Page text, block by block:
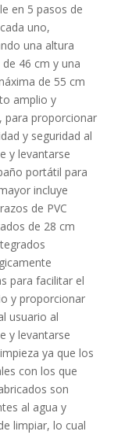
en 5 pasos de
uno,
una altura
46 cm y una
de 55 cm
amplio y
para proporcionar
y seguridad al
y levantarse
portátil para
incluye
de PVC
de 28 cm
para facilitar el
y proporcionar
usuario al
y levantarse
ya que los
con los que
son
al agua y
limpiar, lo cual